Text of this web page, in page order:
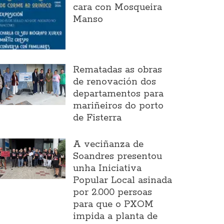
cara con Mosqueira
Manso
Rematadas as obras
de renovación dos
departamentos para
mariñeiros do porto
de Fisterra
A veciñanza de
Soandres presentou
unha Iniciativa
Popular Local asinada
por 2.000 persoas
para que o PXOM
impida a planta de